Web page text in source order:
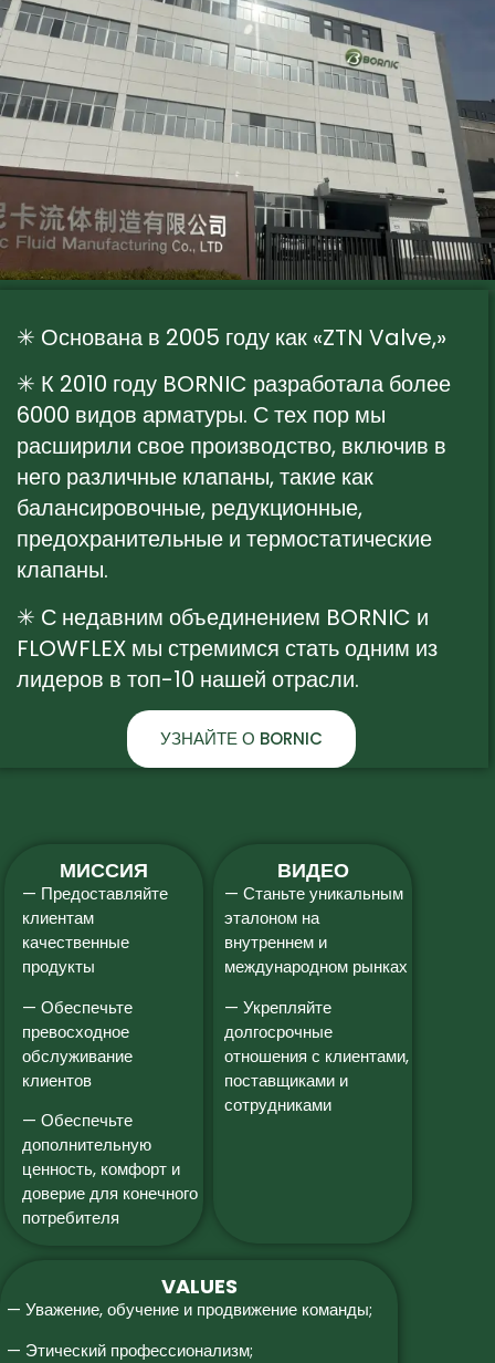
✳ Основана в 2005 году как «ZTN Valve,»
✳ К 2010 году BORNIC разработала более
6000 видов арматуры. С тех пор мы
расширили свое производство, включив в
него различные клапаны, такие как
балансировочные, редукционные,
предохранительные и термостатические
клапаны.
✳ С недавним объединением BORNIC и
FLOWFLEX мы стремимся стать одним из
лидеров в топ-10 нашей отрасли.
УЗНАЙТЕ О BORNIC
МИССИЯ
— Предоставляйте
клиентам
качественные
продукты
— Обеспечьте
превосходное
обслуживание
клиентов
— Обеспечьте
дополнительную
ценность, комфорт и
доверие для конечного
потребителя
ВИДЕО
— Станьте уникальным
эталоном на
внутреннем и
международном рынках
— Укрепляйте
долгосрочные
отношения с клиентами,
поставщиками и
сотрудниками
VALUES
— Уважение, обучение и продвижение команды;
— Этический профессионализм;